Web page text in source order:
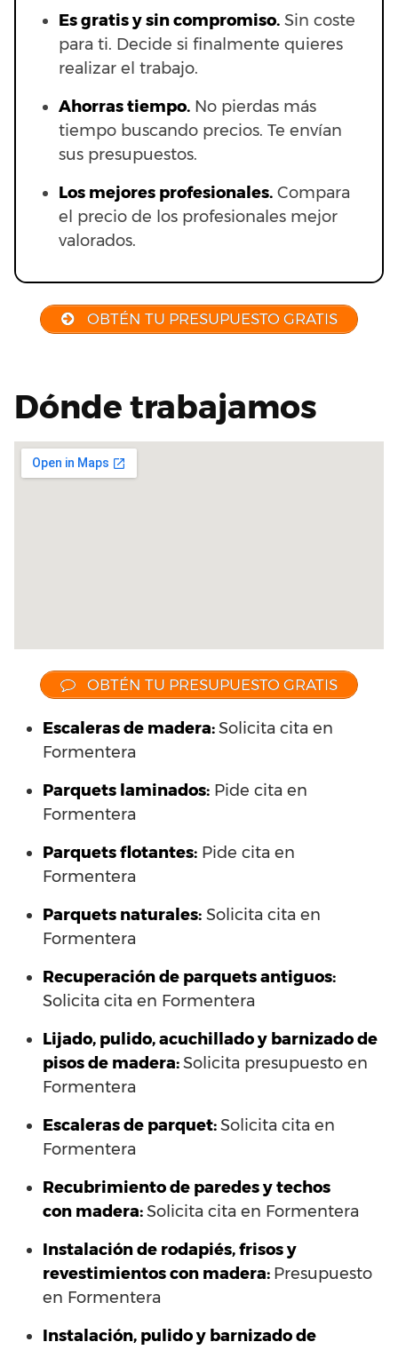
Es gratis y sin compromiso. Sin coste
para ti. Decide si finalmente quieres
realizar el trabajo.
Ahorras tiempo. No pierdas más
tiempo buscando precios. Te envían
sus presupuestos.
Los mejores profesionales. Compara
el precio de los profesionales mejor
valorados.
OBTÉN TU PRESUPUESTO GRATIS
Dónde trabajamos
OBTÉN TU PRESUPUESTO GRATIS
Escaleras de madera:Solicita cita en
Formentera
Parquets laminados: Pide cita en
Formentera
Parquets flotantes: Pide cita en
Formentera
Parquets naturales: Solicita cita en
Formentera
Recuperación de parquets antiguos:
Solicita cita en Formentera
Lijado, pulido, acuchillado y barnizado de
pisos de madera:Solicita presupuesto en
Formentera
Escaleras de parquet:Solicita cita en
Formentera
Recubrimiento de paredes y techos
con madera:Solicita cita en Formentera
Instalación de rodapiés, frisos y
revestimientos con madera: Presupuesto
en Formentera
Instalación, pulido y barnizado de